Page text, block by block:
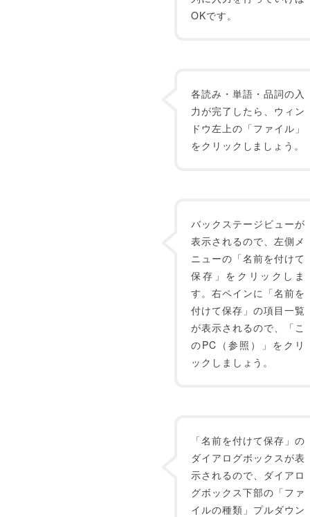
OKです。
各読み・単語・品詞の入
力が完了したら、ウィン
ドウ左上の「ファイル」
をクリックしましょう。
バックステージビューが
表示されるので、左側メ
ニューの「名前を付けて
保存」をクリックしま
す。右ペインに「名前を
付けて保存」の項目一覧
が表示されるので、「こ
のPC（参照）」をクリ
ックしましょう。
「名前を付けて保存」の
ダイアログボックスが表
示されるので、ダイアロ
グボックス下部の「ファ
イルの種類」プルダウン